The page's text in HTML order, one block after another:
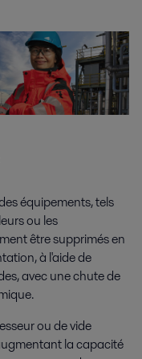
équipements, tels
ou les
être supprimés en
à l'aide de
avec une chute de
ou de vide
la capacité